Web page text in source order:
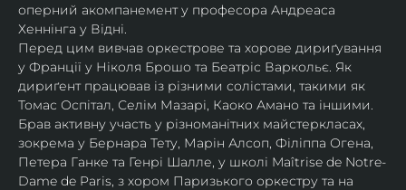
оперний акомпанемент у професора Андреаса
Хеннінга у Відні.
Перед цим вивчав оркестрове та хорове дириґування
у Франції у Ніколя Брошо та Беатріс Варкольє. Як
дириґент працював із різними солістами, такими як
Томас Оспітал, Селім Мазарі, Каоко Амано та іншими.
Брав активну участь у різноманітних майстеркласах,
зокрема у Бернара Тету, Марін Алсоп, Філіппа Огена,
Петера Ганке та Генрі Шалле, у школі Maîtrise de Notre-
Dame de Paris, з хором Паризького оркестру та на